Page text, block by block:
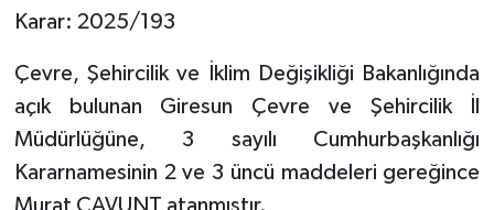
Karar: 2025/193
Çevre, Şehircilik ve İklim Değişikliği Bakanlığında
açık bulunan Giresun Çevre ve Şehircilik İl
Müdürlüğüne, 3 sayılı Cumhurbaşkanlığı
Kararnamesinin 2 ve 3 üncü maddeleri gereğince
Murat CAVUNT atanmıştır.